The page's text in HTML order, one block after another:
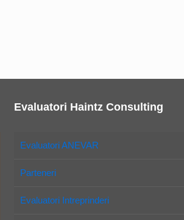
Evaluatori Haintz Consulting
Evaluatori ANEVAR
Parteneri
Evaluatori Intreprinderi